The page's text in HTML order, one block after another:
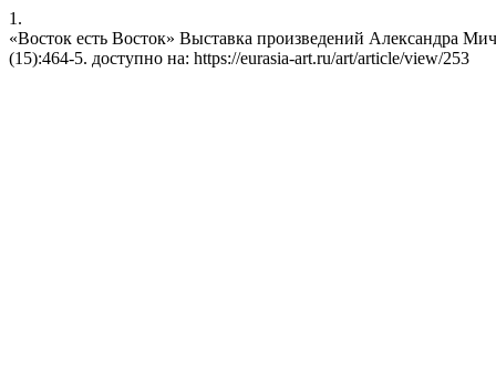
1.
«Восток есть Восток» Выставка произведений Александра
(15):464-5. доступно на: https://eurasia-art.ru/art/article/view/253